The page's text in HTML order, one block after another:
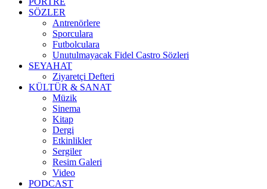
SÖZLER
Antrenörlere
Sporculara
Futbolculara
Unutulmayacak Fidel Castro Sözleri
SEYAHAT
Ziyaretçi Defteri
KÜLTÜR & SANAT
Müzik
Sinema
Kitap
Dergi
Etkinlikler
Sergiler
Resim Galeri
Video
PODCAST